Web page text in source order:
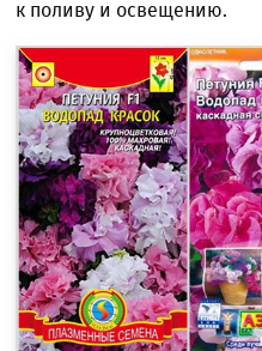
к поливу и освещению.